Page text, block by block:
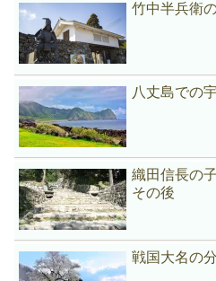
竹中半兵衛
八丈島での
織田信長の
その後
戦国大名の